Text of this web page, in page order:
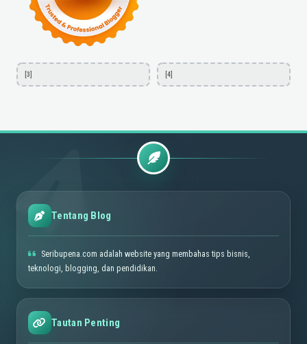
[3] [4]
Tentang Blog
Seribupena.com adalah website yang membahas tips bisnis,
teknologi, blogging, dan pendidikan.
Tautan Penting